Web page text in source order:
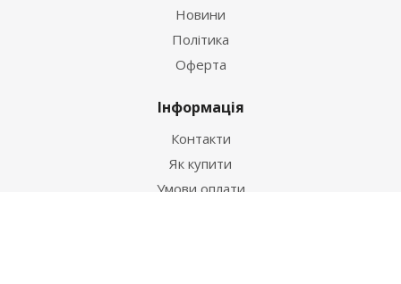
Новини
Політика
Оферта
Інформація
Контакти
Як купити
Умови оплати